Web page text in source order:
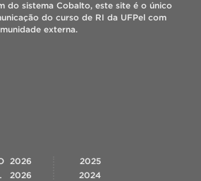
do sistema Cobalto, este site é o único
do curso de RI da UFPel com
externa.
2026
2026
2025
2024